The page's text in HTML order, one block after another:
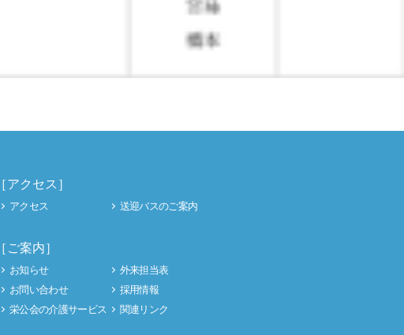
［アクセス］
アクセス 送迎バスのご案内
［ご案内］
お知らせ
外来担当表
お問い合わせ
採用情報
栄公会の介護サービス
関連リンク